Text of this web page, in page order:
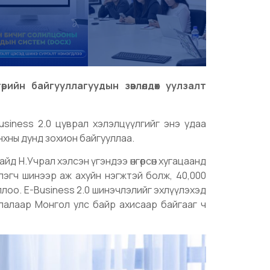
байгууллагуудын зөвлөлдөх уулзалт
2.0 цуврал хэлэлцүүлгийг энэ удаа
дунд зохион байгууллаа.
Н.Учрал хэлсэн үгэндээ өнгөрсөн хугацаанд
шинээр аж ахуйн нэгжтэй болж, 40,000
E-Business 2.0 шинэчлэлийг эхлүүлэхэд
Монгол улс байр ахисаар байгааг ч